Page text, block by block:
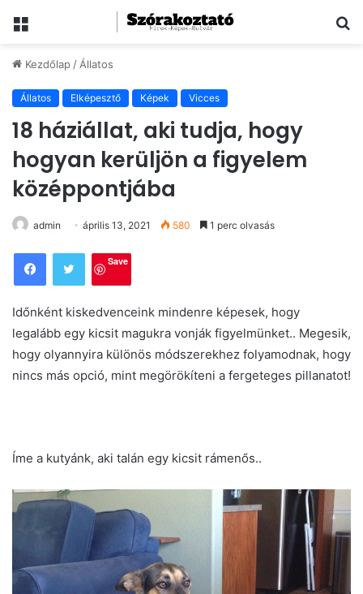
Menü
Kezdőlap / Állatos
Állatos Elképesztő Képek Vicces
18 háziállat, aki tudja, hogy
hogyan kerüljön a figyelem
középpontjába
admin április 13, 2021 580 1 perc olvasás
Save
Időnként kiskedvenceink mindenre képesek, hogy
legalább egy kicsit magukra vonják figyelmünket.. Megesik,
hogy olyannyira különös módszerekhez folyamodnak, hogy
nincs más opció, mint megörökíteni a fergeteges pillanatot!
Íme a kutyánk, aki talán egy kicsit rámenős..